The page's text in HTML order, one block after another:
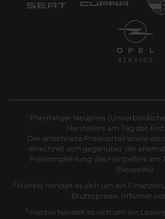
1 Ehemaliger Neupreis
Herstellers am Tag der
Der errechnete Preisvorteil sowie die
errechnet sich gegenüber der
Preisempfehlung des Herstellers am
(Neupreis).
2 Hierbei handelt es sich um ein
Bruttopreise. Irrtümer
3 Hierbei handelt es sich um ein